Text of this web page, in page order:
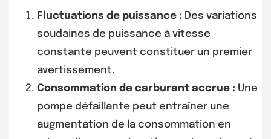
Fluctuations de puissance : Des variations
soudaines de puissance à vitesse
constante peuvent constituer un premier
avertissement.
Consommation de carburant accrue : Une
pompe défaillante peut entraîner une
augmentation de la consommation en